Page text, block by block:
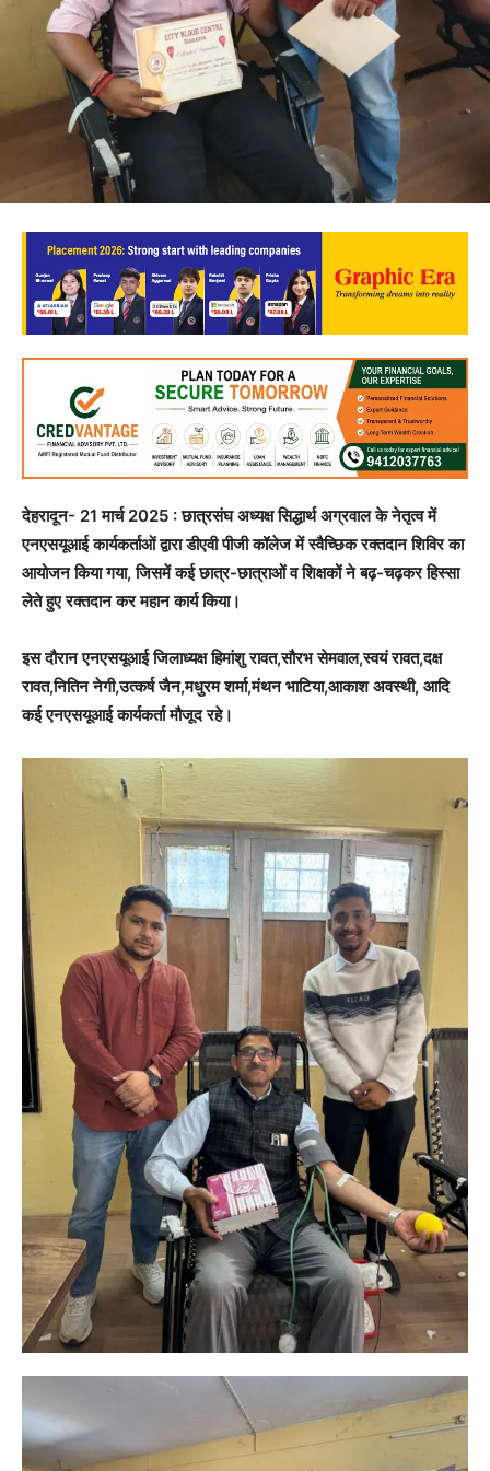
देहरादून- 21 मार्च 2025 : छात्रसंघ अध्यक्ष सिद्धार्थ अग्रवाल के नेतृत्व में
एनएसयूआई कार्यकर्ताओं द्वारा डीएवी पीजी कॉलेज में स्वैच्छिक रक्तदान शिविर का
आयोजन किया गया, जिसमें कई छात्र-छात्राओं व शिक्षकों ने बढ़-चढ़कर हिस्सा
लेते हुए रक्तदान कर महान कार्य किया।
इस दौरान एनएसयूआई जिलाध्यक्ष हिमांशु रावत,सौरभ सेमवाल,स्वयं रावत,दक्ष
रावत,नितिन नेगी,उत्कर्ष जैन,मधुरम शर्मा,मंथन भाटिया,आकाश अवस्थी, आदि
कई एनएसयूआई कार्यकर्ता मौजूद रहे।